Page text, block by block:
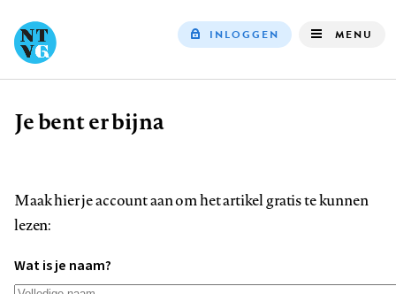
INLOGGEN MENU
Kruimelpad
Je bent er bijna
Maak hier je account aan om het artikel gratis te kunnen
lezen:
Wat is je naam?